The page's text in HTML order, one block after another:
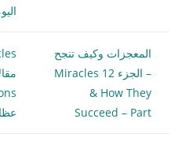
المعجزات وكيف تنجح
– الجزء 12 Miracles
& How They
Succeed – Part